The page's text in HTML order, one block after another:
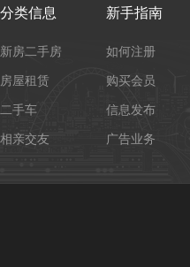
分类信息
新房二手房
房屋租赁
二手车
相亲交友
新手指南
如何注册
购买会员
信息发布
广告业务